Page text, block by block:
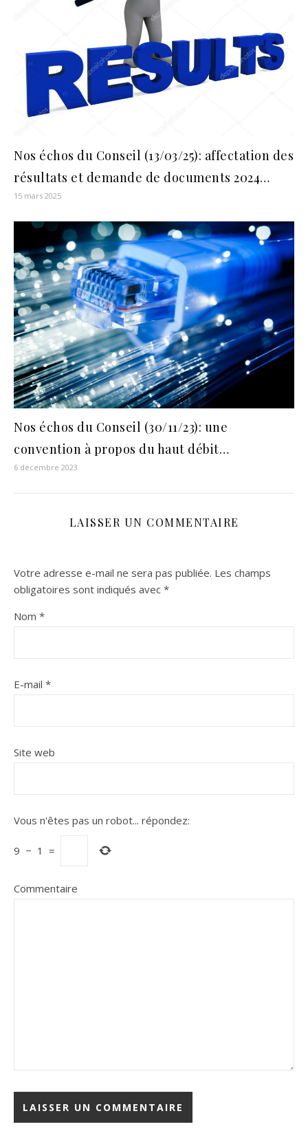
Nos échos du Conseil (13/03/25): affectation des
résultats et demande de documents 2024…
15 mars 2025
Nos échos du Conseil (30/11/23): une
convention à propos du haut débit…
6 décembre 2023
LAISSER UN COMMENTAIRE
Votre adresse e-mail ne sera pas publiée. Les champs
obligatoires sont indiqués avec *
Nom *
E-mail *
Site web
Vous n'êtes pas un robot... répondez:
9 − 1 =
Commentaire